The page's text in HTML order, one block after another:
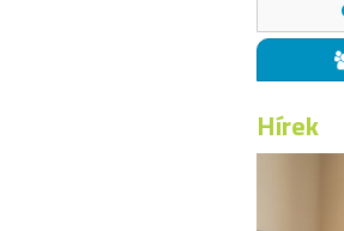
Hírek